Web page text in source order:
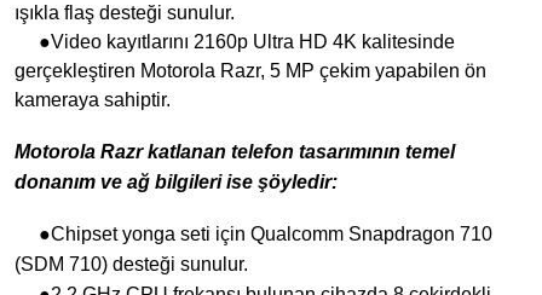
ışıkla flaş desteği sunulur.
●Video kayıtlarını 2160p Ultra HD 4K kalitesinde
gerçekleştiren Motorola Razr, 5 MP çekim yapabilen ön
kameraya sahiptir.
Motorola Razr katlanan telefon tasarımının temel
donanım ve ağ bilgileri ise şöyledir:
●Chipset yonga seti için Qualcomm Snapdragon 710
(SDM 710) desteği sunulur.